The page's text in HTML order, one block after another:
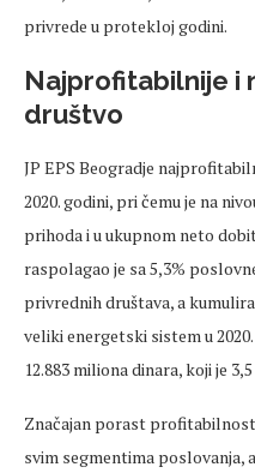
privrede u protekloj godini.
Najprofitabilnije i
društvo
JP EPS Beogradje
2020. godini, pri čemu je na
prihoda i u ukupnom neto
raspolagao je sa 5,3%
privrednih društava, a
veliki energetski sistem u
12.883 miliona dinara, koji je
Značajan porast
svim segmentima poslovanja,